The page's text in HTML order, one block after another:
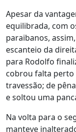
Apesar da
equilibrada, com
paraibanos,
escanteio da
para Rodolfo
cobrou falta
travessão; de
e soltou uma
Na volta para o
manteve